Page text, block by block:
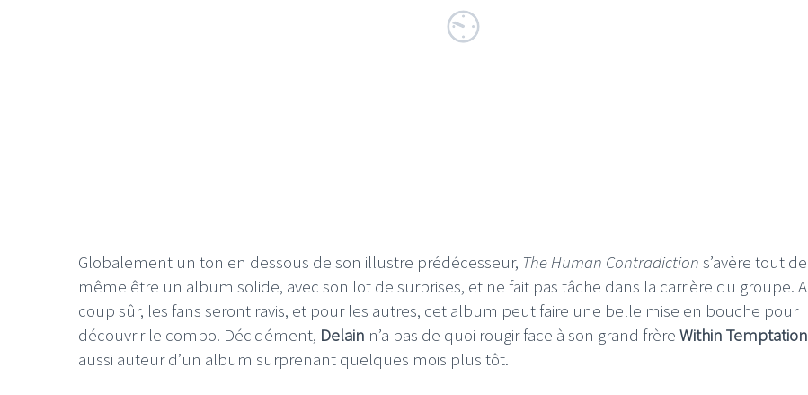
Globalement un ton en dessous de son illustre prédécesseur, The Human Contradiction s’avère tout de
même être un album solide, avec son lot de surprises, et ne fait pas tâche dans la carrière du groupe. A
coup sûr, les fans seront ravis, et pour les autres, cet album peut faire une belle mise en bouche pour
découvrir le combo. Décidément, Delain n’a pas de quoi rougir face à son grand frère Within Temptation
aussi auteur d’un album surprenant quelques mois plus tôt.